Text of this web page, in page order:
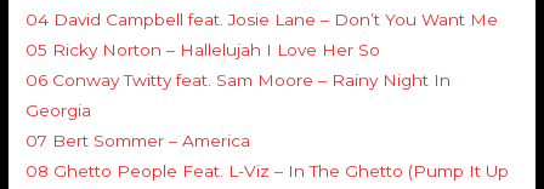
04 David Campbell feat. Josie Lane – Don’t You Want Me
05 Ricky Norton – Hallelujah I Love Her So
06 Conway Twitty feat. Sam Moore – Rainy Night In
Georgia
07 Bert Sommer – America
08 Ghetto People Feat. L-Viz – In The Ghetto (Pump It Up